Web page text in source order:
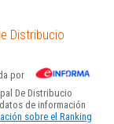
Distribucio
por
De Distribucio
de información
sobre el Ranking